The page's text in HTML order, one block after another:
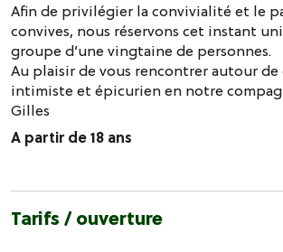
Afin de privilégier la convivialité et le
convives, nous réservons cet instant
groupe d’une vingtaine de personnes.
Au plaisir de vous rencontrer autour de
intimiste et épicurien en notre
Gilles
A partir de 18 ans
Tarifs / ouverture